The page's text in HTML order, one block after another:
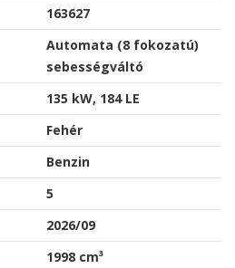
163627
Automata (8 fokozatú)
sebességváltó
135 kW, 184 LE
Fehér
Benzin
5
2026/09
1998 cm³